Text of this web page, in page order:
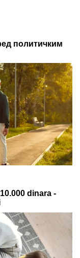
ali i
MANE
na